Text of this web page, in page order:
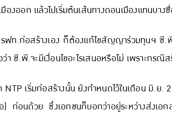
องออก แล้วไปเริ่มต้นเส้นทางดอนเมืองแทนบาง
ท.ก่อสร้างเอง ก็ต้องแก้ไขสัญญาร่วมทุนฯ ซี.
ซี.พี.จะมีเงื่อนไขอะไรเสนอหรือไม่ เพราะกรณี
เริ่มก่อสร้างนั้น ยังกำหนดไว้ในเดือน มิ.ย.
) ก่อนด้วย ซึ่งเอกชนก็บอกว่าอยู่ระหว่างส่งเอ